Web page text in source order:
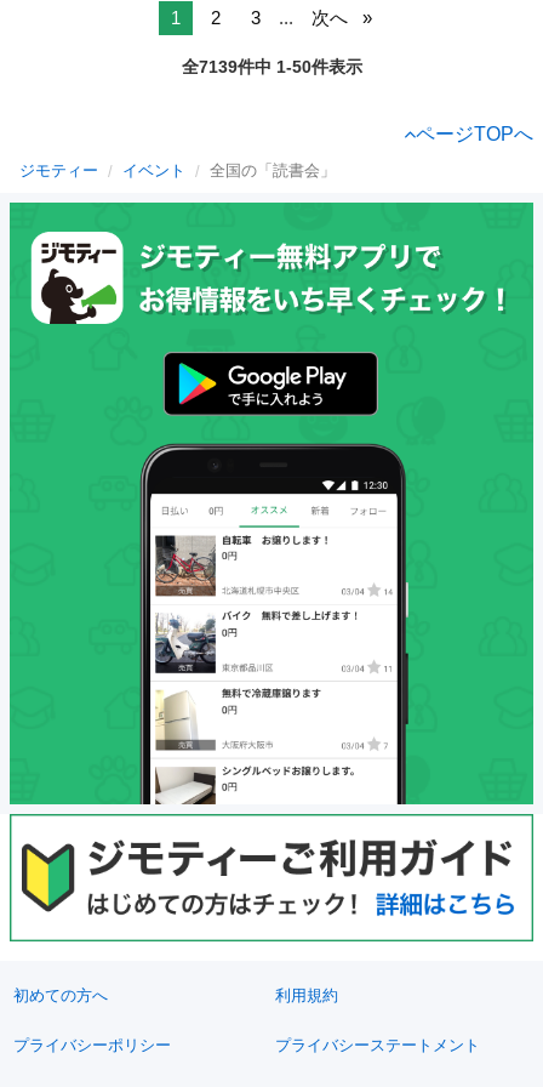
1 2 3 ... 次へ
全7139件中 1-50件表示
ページTOPへ
ジモティー イベント 全国の「読書会」
初めての方へ 利用規約
プライバシーポリシー プライバシーステートメント